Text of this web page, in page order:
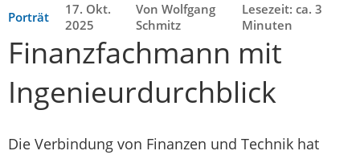
Porträt
17. Okt.
2025
Von Wolfgang
Schmitz
Lesezeit: ca. 3
Minuten
Finanzfachmann mit
Ingenieurdurchblick
Die Verbindung von Finanzen und Technik hat